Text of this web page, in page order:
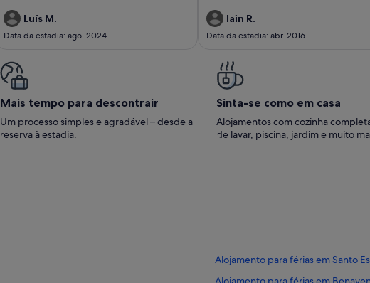
Luís M.
Data da estadia: ago. 2024
ótima, perto de tudo no Parque das
Como um capítulo à parte, gostaria de
toda a amabilidade, disponibilidade,
trabalham com ele. Não tenha dúvidas de
sua experiência neste apartamento será a
melhor possível. Recomendo fortemente
Iain R.
Data da estadia: abr. 2016
Mais tempo para descontrair
Um processo simples e agradável – desde a
reserva à estadia.
Sinta-se como em casa
Alojamentos com cozinha
de lavar, piscina, jardim e muito
Alojamento para férias em Santo